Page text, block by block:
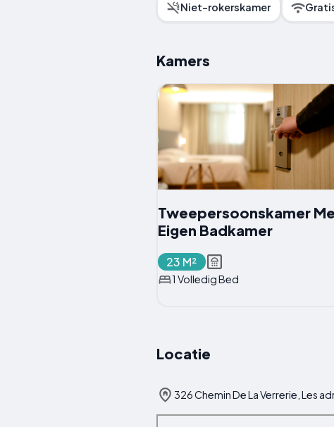
Niet-rokerskamer
Kamers
Tweepersoonskamer
Eigen Badkamer
23 M²
1 Volledig Bed
Locatie
326 Chemin De La Verrerie, Les